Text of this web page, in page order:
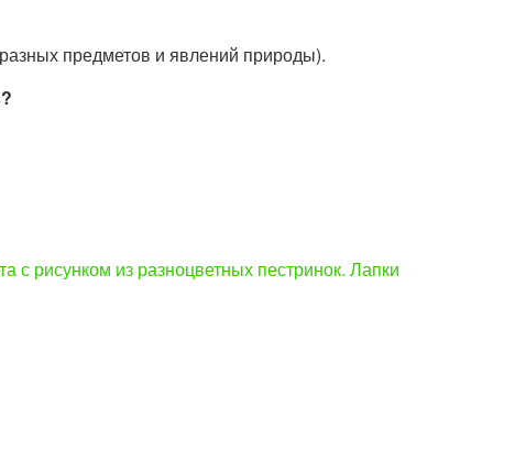
предметов и явлений природы).
с рисунком из разноцветных пестринок. Лапки